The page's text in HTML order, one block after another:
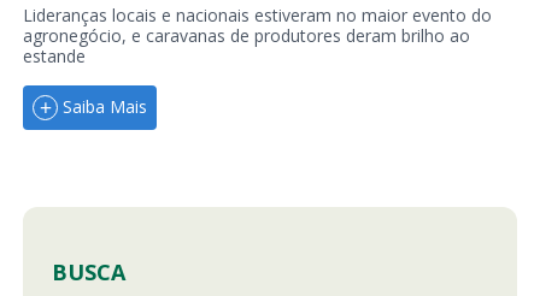
Lideranças locais e nacionais estiveram no maior evento do
agronegócio, e caravanas de produtores deram brilho ao
estande
Saiba Mais
BUSCA